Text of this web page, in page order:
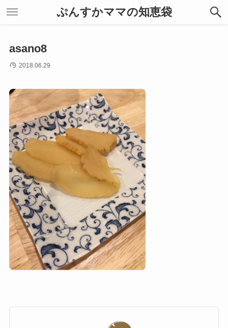
ぷんすかママの知恵袋
asano8
2018.06.29